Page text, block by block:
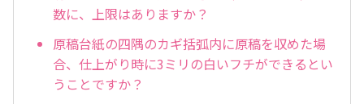
数に、上限はありますか？
原稿台紙の四隅のカギ括弧内に原稿を収めた場
合、仕上がり時に3ミリの白いフチができるとい
うことですか？